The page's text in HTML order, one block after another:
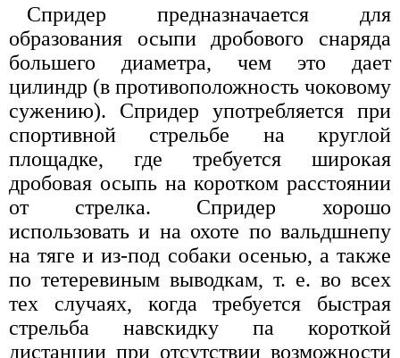
Спридер предназначается для
образования осыпи дробового снаряда
большего диаметра, чем это дает
цилиндр (в противоположность чоковому
сужению). Спридер употребляется при
спортивной стрельбе на круглой
площадке, где требуется широкая
дробовая осыпь на коротком расстоянии
от стрелка. Спридер хорошо
использовать и на охоте по вальдшнепу
на тяге и из-под собаки осенью, а также
по тетеревиным выводкам, т. е. во всех
тех случаях, когда требуется быстрая
стрельба навскидку па короткой
дистанции при отсутствии возможности